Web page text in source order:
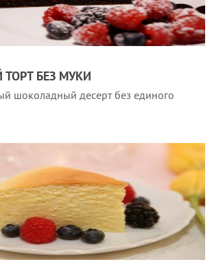
БЕЗ МУКИ
шоколадный десерт без единого